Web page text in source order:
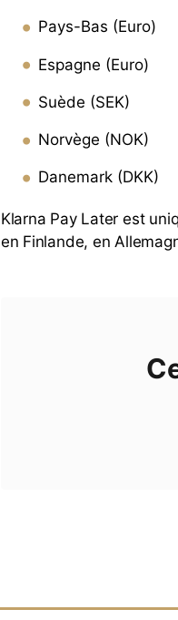
Pays-Bas (Euro)
Espagne (Euro)
Suède (SEK)
Norvège (NOK)
Danemark (DKK)
Klarna Pay Later est
en Finlande, en